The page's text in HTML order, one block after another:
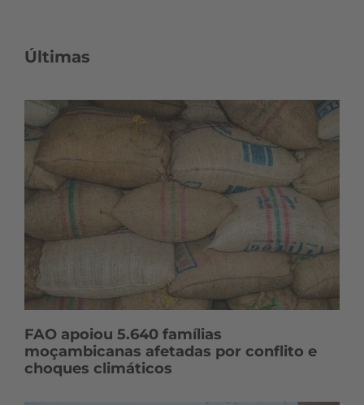
Últimas
FAO apoiou 5.640 famílias
moçambicanas afetadas por conflito e
choques climáticos